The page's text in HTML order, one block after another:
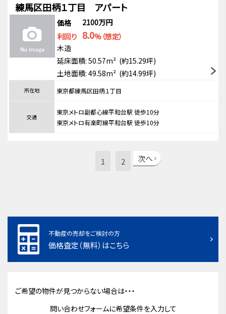
練馬区田柄１丁目 アパート
価格
2100万円
利回り 8.0%（想定）
木造
延床面積: 50.57m² (約15.29坪)
土地面積: 49.58m² (約14.99坪)
所在地 東京都練馬区田柄１丁目
交通
東京メトロ副都心線平和台駅 徒歩10分
東京メトロ有楽町線平和台駅 徒歩10分
1 2 次へ
不動産の売却をご検討の方
価格査定（無料）はこちら
ご希望の物件が見つからない場合は・・・
問い合わせフォームに希望条件を入力して